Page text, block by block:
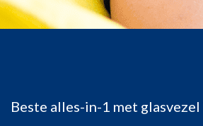
Beste alles-in-1 met